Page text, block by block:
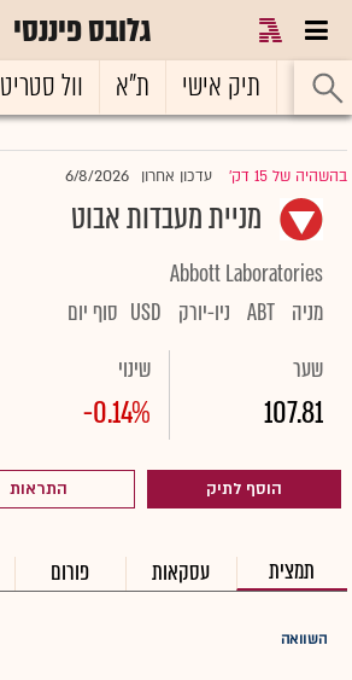
גלובס פיננסי
ראשי תיק אישי ת"א וול סטריט
בהשהיה של 15 דק' |עדכון אחרון 6/8/2026
מניית מעבדות אבוט
Abbott Laboratories
מניה ABT ניו-יורק USD סוף יום
שער
107.81
שינוי
-0.14%
הוסף לתיק התראות
תמצית עסקאות פורום
השוואה